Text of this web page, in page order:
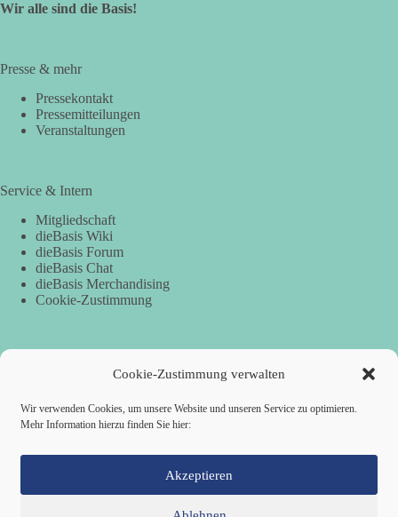
Cookie-Zustimmung verwalten
Wir verwenden Cookies, um unsere Website und unseren Service zu optimieren.
Mehr Information hierzu finden Sie hier:
Akzeptieren
Wir alle sind die Basis!
Presse & mehr
Pressekontakt
Pressemitteilungen
Veranstaltungen
Service & Intern
Mitgliedschaft
dieBasis Wiki
dieBasis Forum
dieBasis Chat
dieBasis Merchandising
Cookie-Zustimmung
Spenden
dieBasis Kreisverband Würzburg
IBAN: DE28 7905 0000 0049 4773 00